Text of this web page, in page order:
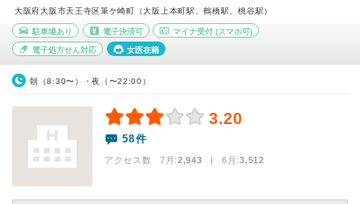
大阪府大阪市天王寺区筆ケ崎町（大阪上本町駅、鶴橋駅、桃谷駅）
駐車場あり 電子決済可 マイナ受付 (スマホ可)
電子処方せん対応 女医在籍
朝（8:30〜）・夜（〜22:00）
3.20
58件
アクセス数 7月:2,943 | 6月:3,512